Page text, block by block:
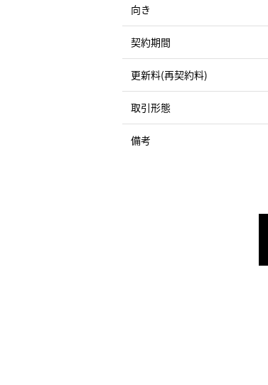
向き
契約期間
更新料(再契約料)
取引形態
備考